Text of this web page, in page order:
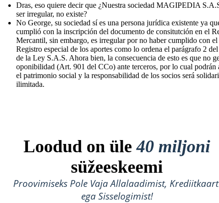
Dras, eso quiere decir que ¿Nuestra sociedad MAGIPEDIA
ser irregular, no existe?
No George, su sociedad sí es una persona jurídica existente ya
cumplió con la inscripción del documento de consitutción en el
Mercantil, sin embargo, es irregular por no haber cumplido con el
Registro especial de los aportes como lo ordena el parágrafo 2
de la Ley S.A.S. Ahora bien, la consecuencia de esto es que no
oponibilidad (Art. 901 del CCo) ante terceros, por lo cual podrán
el patrimonio social y la responsabilidad de los socios será
ilimitada.
Loodud on üle40 miljoni
süžeeskeemi
Proovimiseks Pole Vaja Allalaadimist,
ega Sisselogimist!